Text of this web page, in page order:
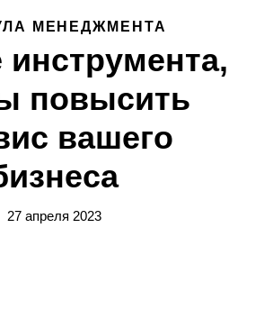
МЕНЕДЖМЕНТА
повысить
вашего
27 апреля 2023